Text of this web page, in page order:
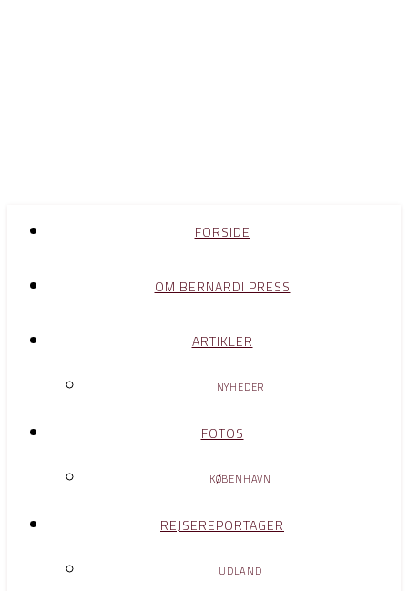
FORSIDE
OM BERNARDI PRESS
ARTIKLER
NYHEDER
FOTOS
KØBENHAVN
REJSEREPORTAGER
UDLAND